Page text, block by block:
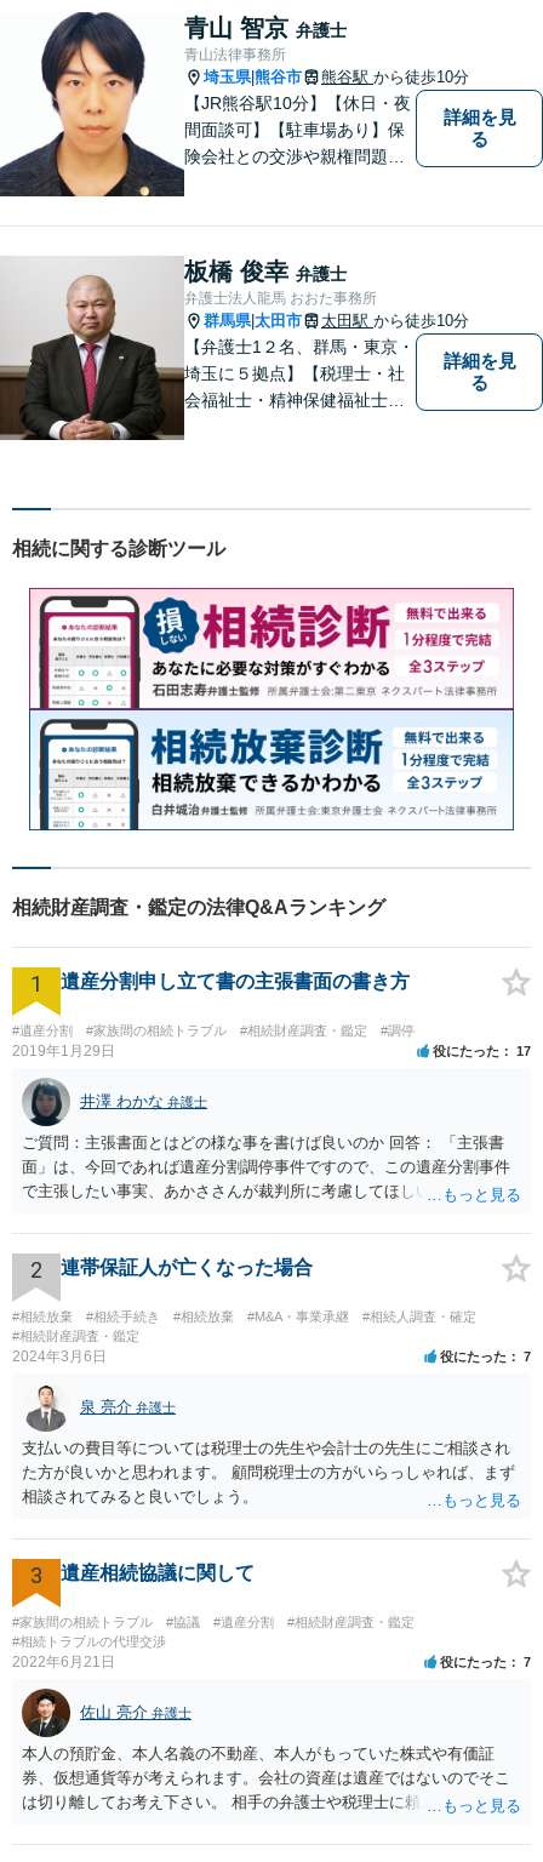
顧問契約まで幅広い分野に対
応しております。
青山 智京 弁護士
青山法律事務所
埼玉県|熊谷市 熊谷駅 から徒歩10分
【JR熊谷駅10分】【休日・夜
間面談可】【駐車場あり】保
険会社との交渉や親権問題、
が高い」と感じる方も、まず
はお気持ちをお聞かせくださ
い。
詳細を見
る
板橋 俊幸 弁護士
弁護士法人龍馬 おおた事務所
群馬県|太田市 太田駅 から徒歩10分
【弁護士1２名、群馬・東京・
埼玉に５拠点】【税理士・社
会福祉士・精神保健福祉士が
能】
詳細を見
る
相続に関する診断ツール
相続財産調査・鑑定の法律Q&Aランキング
1 遺産分割申し立て書の主張書面の書き方
#遺産分割 #家族間の相続トラブル #相続財産調査・鑑定 #調停
2019年1月29日 役にたった 17
井澤 わかな 弁護士
ご質問：主張書面とはどの様な事を書けば良いのか 回答： 「主張書
面」は、今回であれば遺産分割調停事件ですので、この遺産分割事件
で主張したい事実、あかささんが裁判所に考慮してほしいと思う、亡
ります。 もし、主張したい事実や考慮してほしい事情に関連して
資料を持っているようであれば、主張書面とは別で提出できます。も
し、お姉さんに見られたくないような資料がある場合、「非開示の希
望に関する申出書」と共に提出することも考えられます。 ご質問：書
いた方が良い事と書かない方が良い事 回答： お姉さんが申立書の「申
立ての趣旨」のところに書いている遺産の分け方に対して意見があれ
ば、まずそれを書くとよいです。 次に「申立ての理由」のところに、
なぜ調停を申し立てたのか(例えば、あかささんと話合いが出来ない／
決裂した、など)や亡くなった方・あかささん・お姉さん間の事情やい
きさつなどが書かれていると思うので、あかささんから見てそれは違
うと感じるところは、どのように違うのか、など書くとよいです。 そ
の他、お姉さんの申立書には書かれていないけど、どのように遺産を
った等)、それも書くとよいです。 書かない方が良いと思うことは、遺
産分割に関係ない(と思われる)いきさつを沢山盛り込むことだと考えま
す(あくまで遺産分割に関係することに留める方が、裁判所や調停委員
の方に事情を理解してもらいやすいと思います)。
2 連帯保証人が亡くなった場合
#相続放棄 #相続手続き #相続放棄 #M&A・事業承継
#相続人調査・確定
#相続財産調査・鑑定
2024年3月6日 役にたった 7
泉 亮介 弁護士
支払いの費目等については税理士の先生や会計士の先生にご相談され
た方が良いかと思われます。 顧問税理士の方がいらっしゃれば、まず
相談されてみると良いでしょう。
3 遺産相続協議に関して
#家族間の相続トラブル #協議 #遺産分割
#相続財産調査・鑑定
#相続トラブルの代理交渉
2022年6月21日 役にたった 7
佐山 亮介 弁護士
本人の預貯金、本人名義の不動産、本人がもっていた株式や有価証
券、仮想通貨等が考えられます。会社の資産は遺産ではないのでそこ
は切り離してお考え下さい。 相手の弁護士や税理士に頼んでも守秘義
意に開示を求め、応じなければ「調査嘱託」という手続きを使って銀